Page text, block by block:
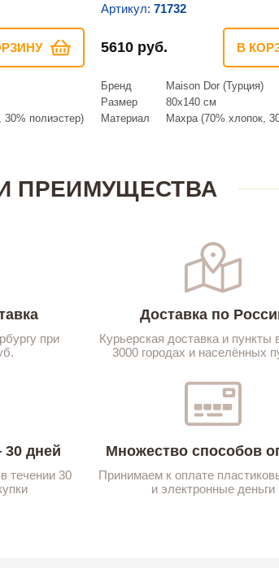
30% полиэстер)
Артикул: 71732
5610 руб. В
Бренд
Maison Dor (Турция)
Размер
80х140 см
Материал
Махра (70% хлопок,
ПРЕИМУЩЕСТВА
при
Доставка по
Курьерская доставка и пункты
3000 городах и населённых
дней
течении 30
Множество способов
Принимаем к оплате
и электронные деньги